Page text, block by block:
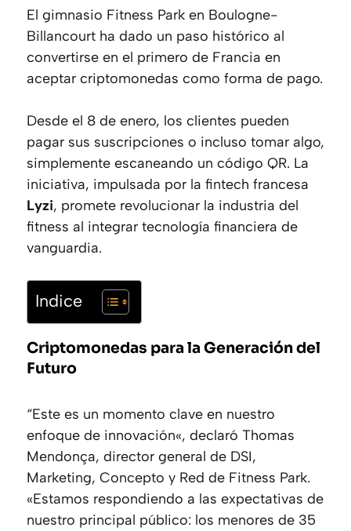
El gimnasio Fitness Park en Boulogne-
Billancourt ha dado un paso histórico al
convertirse en el primero de Francia en
aceptar criptomonedas como forma de pago.
Desde el 8 de enero, los clientes pueden
pagar sus suscripciones o incluso tomar algo,
simplemente escaneando un código QR. La
iniciativa, impulsada por la fintech francesa
Lyzi, promete revolucionar la industria del
fitness al integrar tecnología financiera de
vanguardia.
Indice
Criptomonedas para la Generación del
Futuro
“Este es un momento clave en nuestro
enfoque de innovación«, declaró Thomas
Mendonça, director general de DSI,
Marketing, Concepto y Red de Fitness Park.
«Estamos respondiendo a las expectativas de
nuestro principal público: los menores de 35